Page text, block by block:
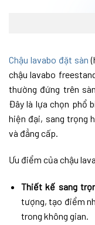
Chậu lavabo đặt sàn
chậu lavabo
thường đứng trên
Đây là lựa chọn phổ
hiện đại, sang trọng
và đẳng cấp.
Ưu điểm của chậu
Thiết kế sang
tượng, tạo điểm
trong không gian.